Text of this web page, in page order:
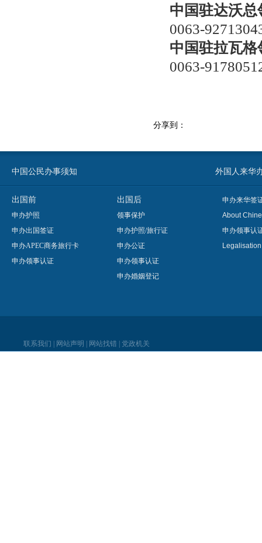
中国驻达沃
0063-
中国驻拉瓦
0063-
分享到：
中国公民办事须知 外国人来华
出国前
申办护照
申办出国签证
申办APEC商务旅行卡
申办领事认证
出国后
领事保护
申办护照/旅行证
申办公证
申办领事认证
申办婚姻登记
申办来华签
About
申办领事认
联系我们 网站声明 网站找错 党政机关